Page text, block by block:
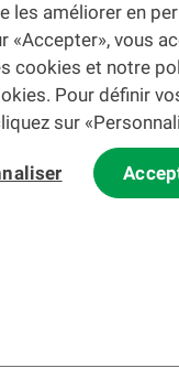
Localiser une agence
Aide
Actualités
Taux de change
les améliorer en
«Accepter», vous
cookies et notre
Pour définir
sur